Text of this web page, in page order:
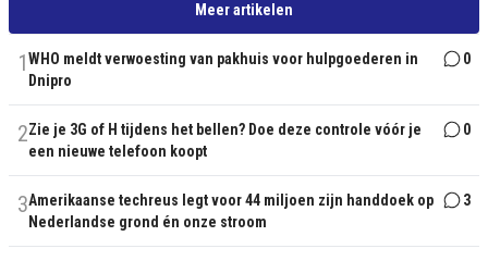
Meer artikelen
1WHO meldt verwoesting van pakhuis voor hulpgoederen in
Dnipro
0
2Zie je 3G of H tijdens het bellen? Doe deze controle vóór je
een nieuwe telefoon koopt
0
3Amerikaanse techreus legt voor 44 miljoen zijn handdoek op
Nederlandse grond én onze stroom
3